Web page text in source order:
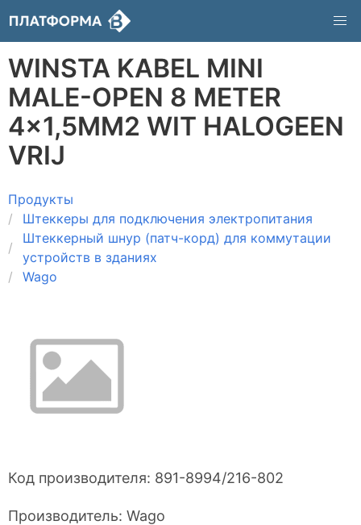
WINSTA KABEL MINI
MALE-OPEN 8 METER
4x1,5MM2 WIT HALOGEEN
VRIJ
Продукты
Штеккеры для подключения электропитания
Штеккерный шнур (патч-корд) для коммутации
устройств в зданиях
Wago
Код производителя: 891-8994/216-802
Производитель: Wago